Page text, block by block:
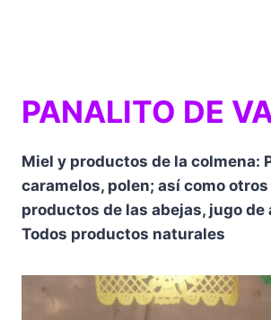
PANALITO DE
Miel y productos de la colmena:
caramelos, polen; así como
productos de las abejas, jugo de
Todos productos naturales